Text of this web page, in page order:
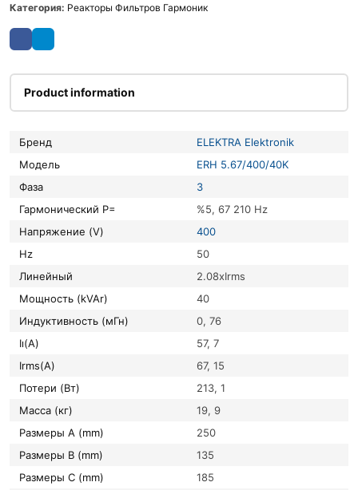
Категория: Реакторы Фильтров Гармоник
Product information
Бренд
ELEKTRA Elektronik
Модель
ERH 5.67/400/40K
Фаза
3
Гармонический P=
%5, 67 210 Hz
Напряжение (V)
400
Hz
50
Линейный
2.08xIrms
Мощность (kVAr)
40
Индуктивность (мГн)
0, 76
Iı(A)
57, 7
Irms(A)
67, 15
Потери (Вт)
213, 1
Масса (кг)
19, 9
Размеры A (mm)
250
Размеры B (mm)
135
Размеры C (mm)
185